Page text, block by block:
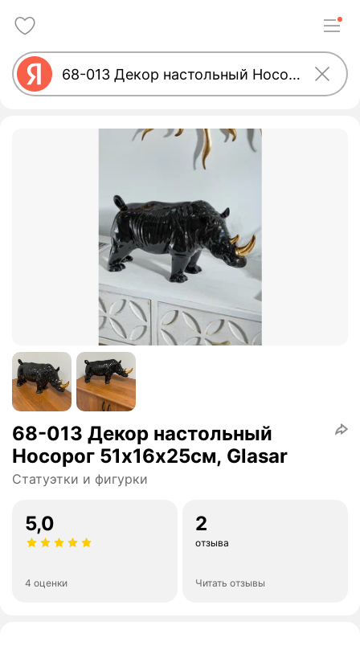
68-013 Декор настольный
Носорог 51х16х25см, Glasar
Статуэтки и фигурки
5,0
4 оценки
2
отзыва
Читать отзывы